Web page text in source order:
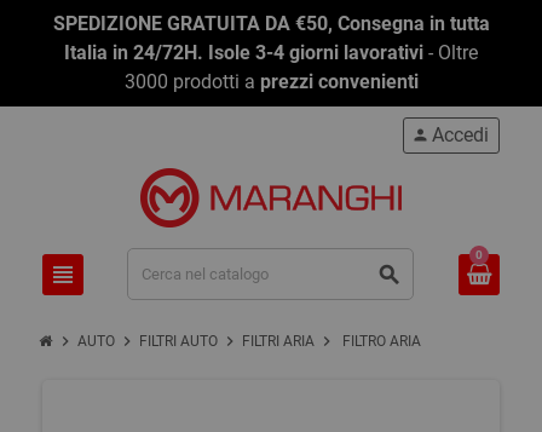
SPEDIZIONE GRATUITA DA €50, Consegna in tutta
Italia in 24/72H. Isole 3-4 giorni lavorativi - Oltre
3000 prodotti a prezzi convenienti
view_headline search
person Accedi
0
chevron_right AUTO chevron_right FILTRI AUTO chevron_right FILTRI ARIA chevron_right FILTRO ARIA